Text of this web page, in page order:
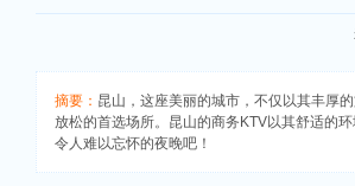
摘要： 昆山，这座美丽的城市，不仅以其丰厚
放松的首选场所。昆山的商务KTV以其舒适的
令人难以忘怀的夜晚吧！